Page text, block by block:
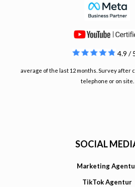
4.9 /
average of the last 12 months. Survey after
telephone or on site.
SOCIAL
Marketing
TikTok Agentur